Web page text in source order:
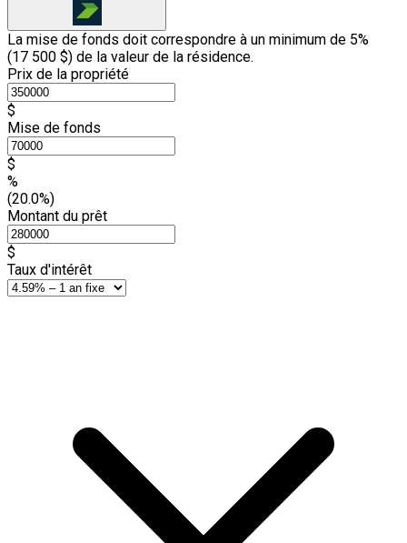
La mise de fonds doit correspondre à un minimum de 5%
(17 500 $) de la valeur de la résidence.
Prix de la propriété
$
Mise de fonds
$
%
(20.0%)
Montant du prêt
$
Taux d'intérêt